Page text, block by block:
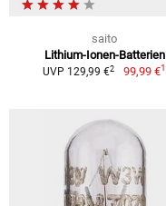
saito
Lithium-Ionen-Batterien
UVP 129,99 €2 99,99 €1